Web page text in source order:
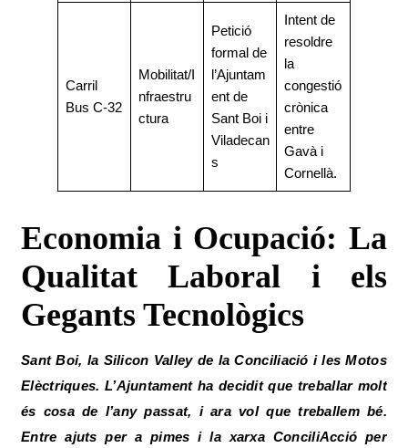
Carril
Bus C-32
Mobilitat/I
nfraestru
ctura
Petició
formal de
l’Ajuntam
ent de
Sant Boi i
Viladecan
s
Intent de
resoldre
la
congestió
crònica
entre
Gavà i
Cornellà.
Economia i Ocupació: La
Qualitat Laboral i els
Gegants Tecnològics
Sant Boi, la Silicon Valley de la Conciliació i les Motos
Elèctriques. L’Ajuntament ha decidit que treballar molt
és cosa de l’any passat, i ara vol que treballem bé.
Entre ajuts per a pimes i la xarxa ConciliAcció per